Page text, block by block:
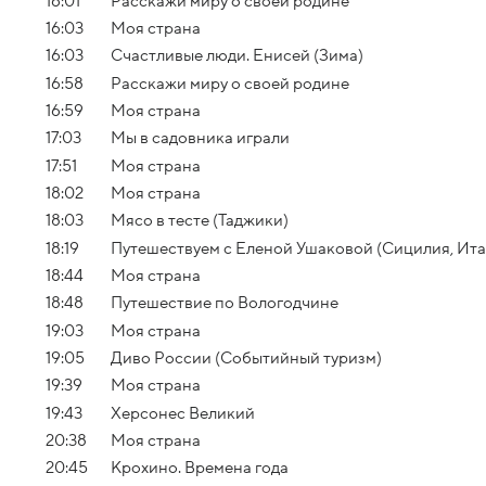
16:03
Моя страна
16:03
Счастливые люди. Енисей (Зима)
16:58
Расскажи миру о своей родине
16:59
Моя страна
17:03
Мы в садовника играли
17:51
Моя страна
18:02
Моя страна
18:03
Мясо в тесте (Таджики)
18:19
Путешествуем с Еленой Ушаковой (Сицилия,
18:44
Моя страна
18:48
Путешествие по Вологодчине
19:03
Моя страна
19:05
Диво России (Событийный туризм)
19:39
Моя страна
19:43
Херсонес Великий
20:38
Моя страна
20:45
Крохино. Времена года